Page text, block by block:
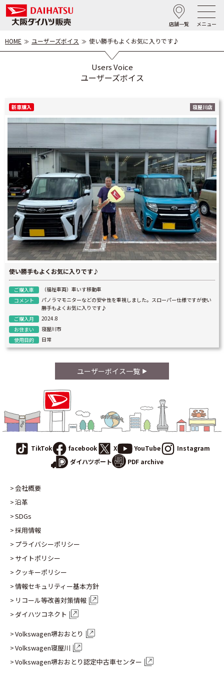
店舗一覧 メニュー
HOME ユーザーズボイス 使い勝手もよくお気に入りです♪
Users Voice
ユーザーズボイス
新車購入 寝屋川店
使い勝手もよくお気に入りです♪
ご購入車
（福祉車両）車いす移動車
コメント
パノラマモニターなどの安全性を重視しました。スローパー仕様ですが使い
勝手もよくお気に入りです♪
ご購入月
2024.8
お住まい
寝屋川市
使用目的
日常
ユーザーボイス一覧
TikTok facebook X YouTube
Instagram
ダイハツポート
PDF archive
会社概要
沿革
SDGs
採用情報
プライバシーポリシー
サイトポリシー
クッキーポリシー
情報セキュリティー基本方針
リコール等改善対策情報
ダイハツコネクト
Volkswagen堺おおとり
Volkswagen寝屋川
Volkswagen堺おおとり認定中古車センター